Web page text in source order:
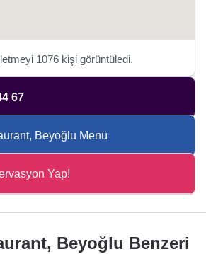
1076 kişi görüntüledi.
67
Beyoğlu Menü
Yap!
Beyoğlu Benzeri